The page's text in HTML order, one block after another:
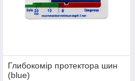
Глибокомір протектора шин
(blue)